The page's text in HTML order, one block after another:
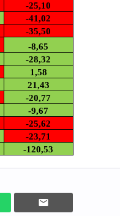
-25,10
-41,02
-35,50
-8,65
-28,32
1,58
21,43
-20,77
-9,67
-25,62
-23,71
-120,53